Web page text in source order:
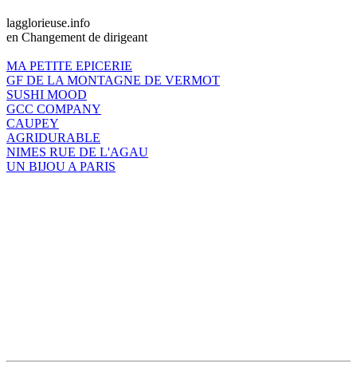
lagglorieuse.info
en Changement de dirigeant
MA PETITE EPICERIE
GF DE LA MONTAGNE DE VERMOT
SUSHI MOOD
GCC COMPANY
CAUPEY
AGRIDURABLE
NIMES RUE DE L'AGAU
UN BIJOU A PARIS